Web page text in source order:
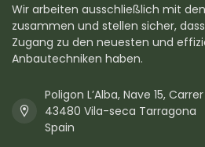
Wir arbeiten ausschließlich mit
zusammen und stellen sicher,
Zugang zu den neuesten und
Anbautechniken haben.
Poligon L’Alba, Nave 15,
43480 Vila-seca Tarragona
Spain